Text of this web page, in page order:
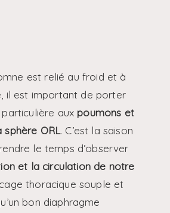
est relié au froid et à
il est important de porter
aux poumons et
sphère ORL. C’est la saison
le temps d’observer
et la circulation de notre
thoracique souple et
bon diaphragme